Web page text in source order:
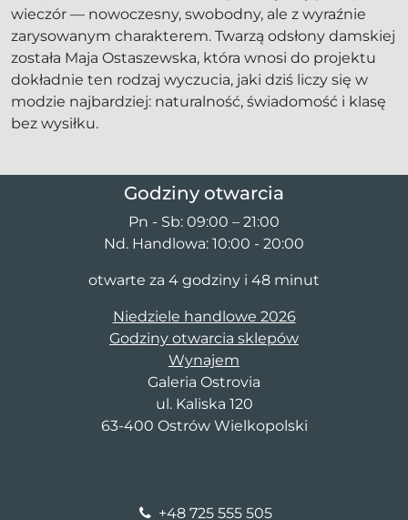
wieczór — nowoczesny, swobodny, ale z wyraźnie
zarysowanym charakterem. Twarzą odsłony damskiej
została Maja Ostaszewska, która wnosi do projektu
dokładnie ten rodzaj wyczucia, jaki dziś liczy się w
modzie najbardziej: naturalność, świadomość i klasę
bez wysiłku.
Godziny otwarcia
Pn - Sb: 09:00 – 21:00
Nd. Handlowa: 10:00 - 20:00
otwarte za 4 godziny i 48 minut
Niedziele handlowe 2026
Godziny otwarcia sklepów
Wynajem
Galeria Ostrovia
ul. Kaliska 120
63-400 Ostrów Wielkopolski
+48 725 555 505